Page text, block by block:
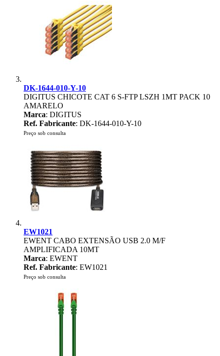
DK-1644-010-Y-10
DIGITUS CHICOTE CAT 6 S-FTP LSZH 1MT PACK 10
AMARELO
Marca: DIGITUS
Ref. Fabricante: DK-1644-010-Y-10
Preço sob consulta
EW1021
EWENT CABO EXTENSÃO USB 2.0 M/F
AMPLIFICADA 10MT
Marca: EWENT
Ref. Fabricante: EW1021
Preço sob consulta